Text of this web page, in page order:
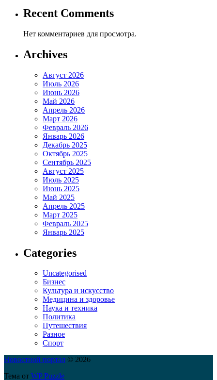
Recent Comments
Нет комментариев для просмотра.
Archives
Август 2026
Июль 2026
Июнь 2026
Май 2026
Апрель 2026
Март 2026
Февраль 2026
Январь 2026
Декабрь 2025
Октябрь 2025
Сентябрь 2025
Август 2025
Июль 2025
Июнь 2025
Май 2025
Апрель 2025
Март 2025
Февраль 2025
Январь 2025
Categories
Uncategorised
Бизнес
Культура и искусство
Медицина и здоровье
Наука и техника
Политика
Путешествия
Разное
Спорт
Новостной портал © 2026
Тема от WP Puzzle